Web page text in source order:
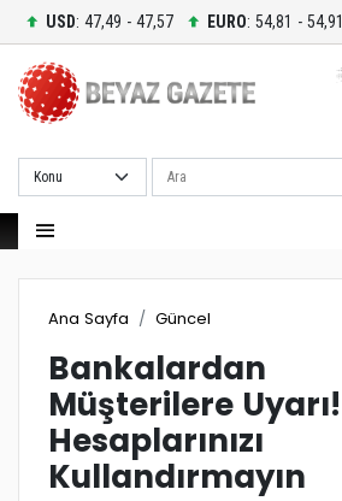
USD: 47,49 - 47,57 EURO: 54,81 - 54,91
Ara
Ana Sayfa Güncel
Bankalardan
Müşterilere Uyarı!
Hesaplarınızı
Kullandırmayın